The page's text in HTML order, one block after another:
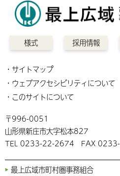
様式 採用情報
サイトマップ
ウェブアクセシビリティについて
このサイトについて
〒996-0051
山形県新庄市大字松本827
TEL 0233-22-2674 FAX
最上広域市町村圏事務組合